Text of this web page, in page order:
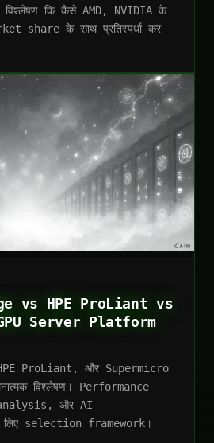
विश्लेषण कि कैसे AMD, NVIDIA के
share के साथ प्रतिस्पर्धा कर
vs HPE ProLiant vs
Server Platform
ProLiant, और Supermicro
विश्लेषण। Performance
analysis, और AI
selection framework।